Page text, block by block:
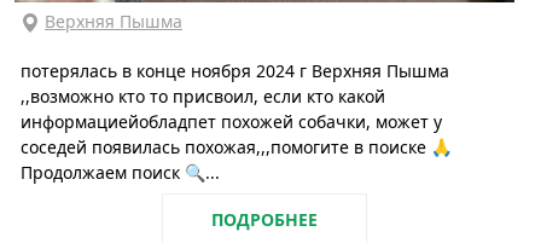
Верхняя Пышма
потерялась в конце ноября 2024 г Верхняя Пышма
,,возможно кто то присвоил, если кто какой
информациейобладпет похожей собачки, может у
соседей появилась похожая,,,помогите в поиске 🙏
Продолжаем поиск 🔍...
ПОДРОБНЕЕ